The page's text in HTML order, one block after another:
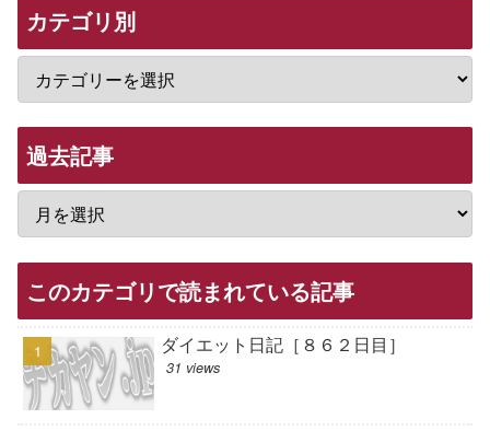
カテゴリ別
過去記事
このカテゴリで読まれている記事
ダイエット日記［８６２日目］
31 views